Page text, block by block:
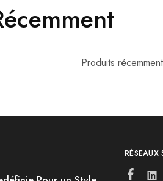
Produits
RÉSEAUX